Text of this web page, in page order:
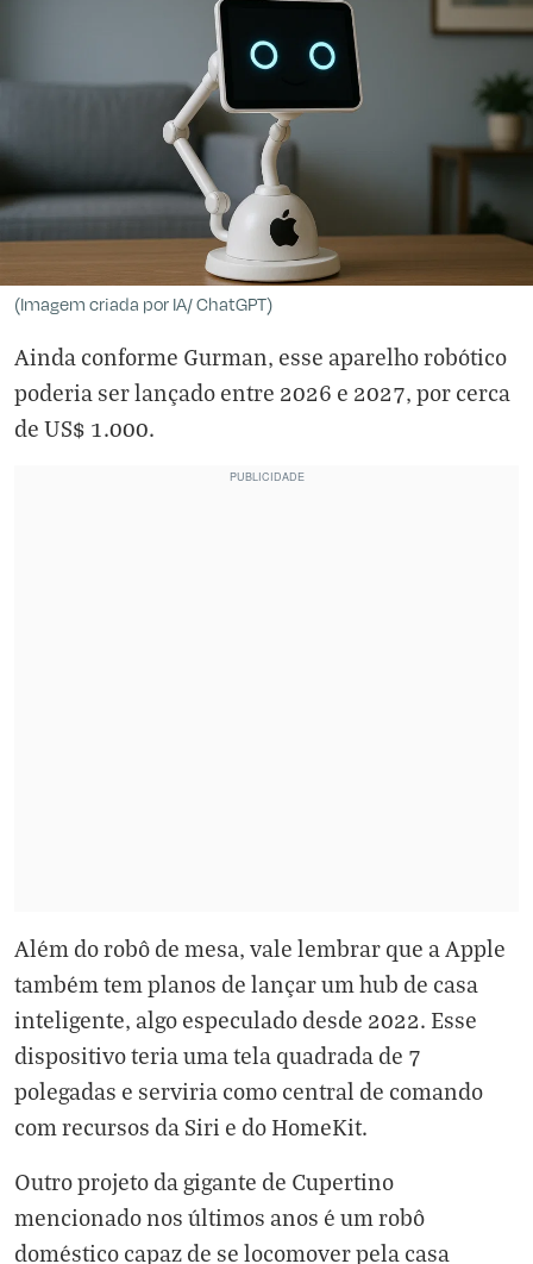
(Imagem criada por IA/ ChatGPT)
Ainda conforme Gurman, esse aparelho robótico
poderia ser lançado entre 2026 e 2027, por cerca
de US$ 1.000.
Além do robô de mesa, vale lembrar que a Apple
também tem planos de lançar um hub de casa
inteligente, algo especulado desde 2022. Esse
dispositivo teria uma tela quadrada de 7
polegadas e serviria como central de comando
com recursos da Siri e do HomeKit.
Outro projeto da gigante de Cupertino
mencionado nos últimos anos é um robô
doméstico capaz de se locomover pela casa